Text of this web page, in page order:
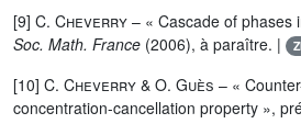
[9] C. Cheverry – « Cascade of phases
Soc. Math. France (2006), à paraître. |
[10] C. Cheverry & O. Guès – «
concentration-cancellation property »,